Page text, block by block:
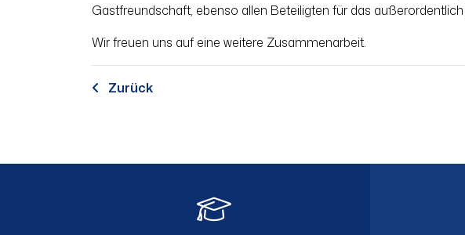
Gastfreundschaft, ebenso allen Beteiligten für das außerordentlich
Wir freuen uns auf eine weitere Zusammenarbeit.
Zurück